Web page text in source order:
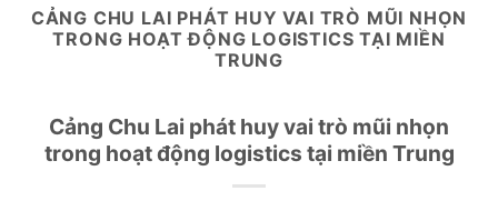
CẢNG CHU LAI PHÁT HUY VAI TRÒ MŨI NHỌN
TRONG HOẠT ĐỘNG LOGISTICS TẠI MIỀN
TRUNG
Cảng Chu Lai phát huy vai trò mũi nhọn
trong hoạt động logistics tại miền Trung